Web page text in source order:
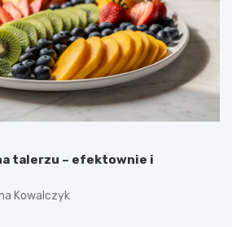
talerzu – efektownie i
Kowalczyk